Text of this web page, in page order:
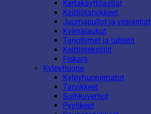
Kertakäyttöastiat
Keittiötarvikkeet
Juomapullot ja vesiastiat
Kylmälaukut
Tarjottimet ja tabletit
Keittiötekstiilit
Fiskars
Kylpyhuone
Kylpyhuonematot
Tarvikkeet
Suihkuverhot
Pyyhkeet